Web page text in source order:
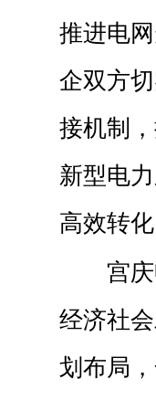
推进电
企双方
接机制
新型电
高效转
宫
经济社
划布局